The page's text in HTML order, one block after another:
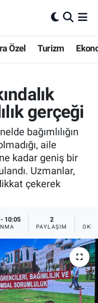
Özel Turizm
gerçeği
bağımlılığın
aile
kadar geniş bir
Uzmanlar,
çekerek
10:05 2
PAYLAŞIM
Fikstür